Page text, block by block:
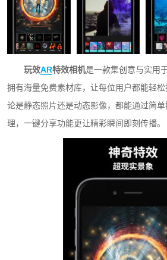
玩效AR特效相机是一款集创意与实用
拥有海量免费素材库，让每位用户都能轻
论是静态照片还是动态影像，都能通过简
理，一键分享功能更让精彩瞬间即刻传播。